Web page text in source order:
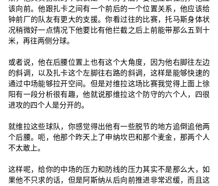
该向前。他跟扎卡之间有一个前后的一个位置关系，他应该给
钟前厂的队友有更大的支援。你看过往的比赛，托马斯身体状
况稍微好一点情况下他要比有他拦截之后上前能带那么五到十
米，再往两侧分球。
或者说，他在后腰位置上也有这个大角度，因为他右脚往左边
的斜调，以及扎卡这个左脚往右路的斜调，这样是能够快速的
通过中场能够拉开空间。但是对维拉这场比赛我觉得上面上徐
阳有一段分析很有趣，他就说那维拉这个防守的六个人，四很
进攻的四个人是分开的。
就维拉这些球队，你感觉得出他有一些脱节的地方追倒追他两
个后腰。呃，他那个昨天上了申纳坎巴和那个麦金，那两个人
不太敢上。
这样呢，给你的中场的压力和防线的压力其实不是那么大，如
果他不只求的话，但是阿斯纳从后向前推进非常迟缓，而且这